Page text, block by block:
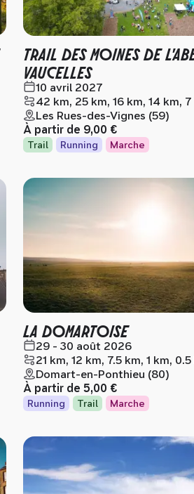
TRAIL DES MOINES DE
VAUCELLES
10 avril 2027
42 km, 25 km, 16 km, 14 km, 7
Les Rues-des-Vignes (59)
À partir de 9,00 €
Trail Running Marche
LA DOMARTOISE
29 - 30 août 2026
21 km, 12 km, 7.5 km, 1 km,
Domart-en-Ponthieu (80)
À partir de 5,00 €
Running Trail Marche